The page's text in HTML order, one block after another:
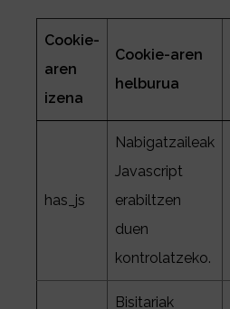
Cookie-
aren
izena
Cookie-aren
helburua
has_js
Nabigatzaileak
Javascript
erabiltzen
duen
kontrolatzeko.
Bisitariak